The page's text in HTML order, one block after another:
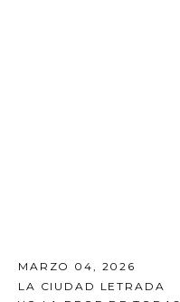
MARZO 04, 2026
LA CIUDAD LETRADA